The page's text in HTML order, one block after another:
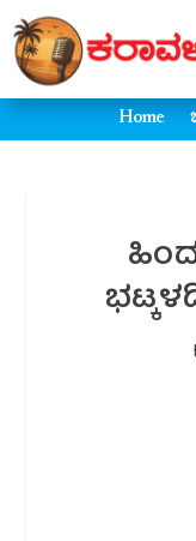
Home